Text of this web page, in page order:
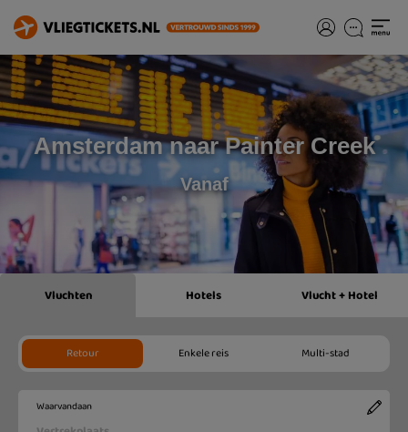
Amsterdam naar Painter Creek
Vanaf